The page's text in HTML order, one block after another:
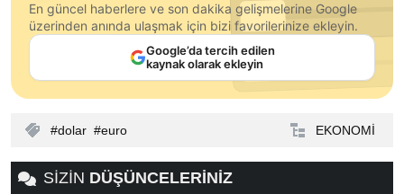
En güncel haberlere ve son dakika gelişmelerine Google
üzerinden anında ulaşmak için bizi favorilerinize ekleyin.
Google’da tercih edilen
kaynak olarak ekleyin
dolar euro EKONOMİ
SİZİN DÜŞÜNCELERİNİZ